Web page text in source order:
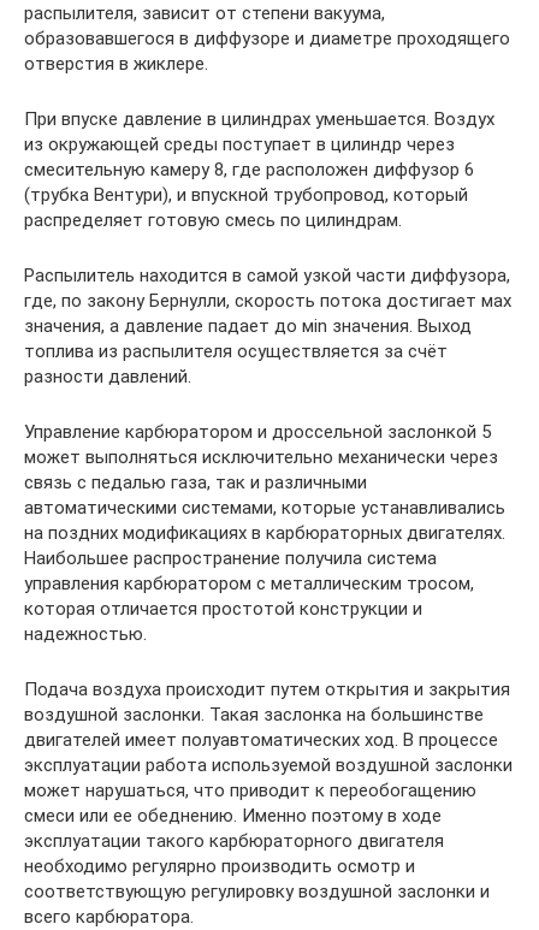
распылителя, зависит от степени вакуума,
образовавшегося в диффузоре и диаметре проходящего
отверстия в жиклере.
При впуске давление в цилиндрах уменьшается. Воздух
из окружающей среды поступает в цилиндр через
смесительную камеру 8, где расположен диффузор 6
(трубка Вентури), и впускной трубопровод, который
распределяет готовую смесь по цилиндрам.
Распылитель находится в самой узкой части диффузора,
где, по закону Бернулли, скорость потока достигает мах
значения, а давление падает до мin значения. Выход
топлива из распылителя осуществляется за счёт
разности давлений.
Управление карбюратором и дроссельной заслонкой 5
может выполняться исключительно механически через
связь с педалью газа, так и различными
автоматическими системами, которые устанавливались
на поздних модификациях в карбюраторных двигателях.
Наибольшее распространение получила система
управления карбюратором с металлическим тросом,
которая отличается простотой конструкции и
надежностью.
Подача воздуха происходит путем открытия и закрытия
воздушной заслонки. Такая заслонка на большинстве
двигателей имеет полуавтоматических ход. В процессе
эксплуатации работа используемой воздушной заслонки
может нарушаться, что приводит к переобогащению
смеси или ее обеднению. Именно поэтому в ходе
эксплуатации такого карбюраторного двигателя
необходимо регулярно производить осмотр и
соответствующую регулировку воздушной заслонки и
всего карбюратора.